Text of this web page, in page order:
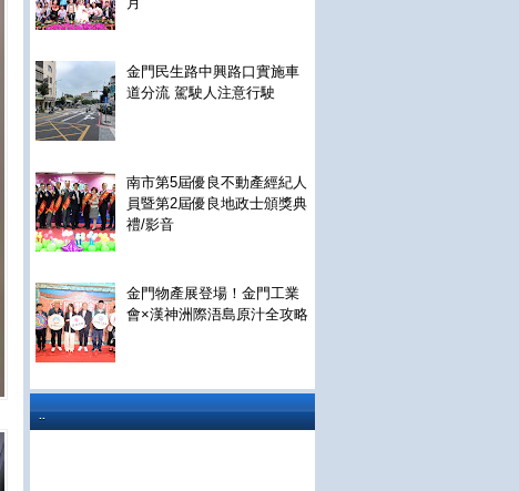
金門民生路中興路口實施車
道分流 駕駛人注意行駛
南市第5屆優良不動產經紀人
員暨第2屆優良地政士頒獎典
禮/影音
金門物產展登場！金門工業
會×漢神洲際浯島原汁全攻略
..